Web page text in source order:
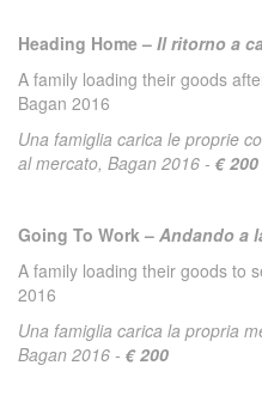
Heading Home – Il ritorno a
A family loading their goods
Bagan 2016
Una famiglia carica le proprie
al mercato, Bagan 2016 - € 200
Going To Work – Andando a
A family loading their goods to
2016
Una famiglia carica la propria
Bagan 2016 - € 200